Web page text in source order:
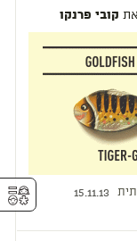
את קובי פרנקו
15.11.13
⚥︎